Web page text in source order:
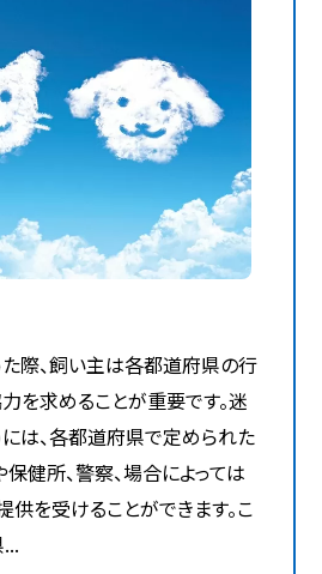
際、飼い主は各都道府県の行
を求めることが重要です。迷
は、各都道府県で定められた
健所、警察、場合によっては
を受けることができます。こ